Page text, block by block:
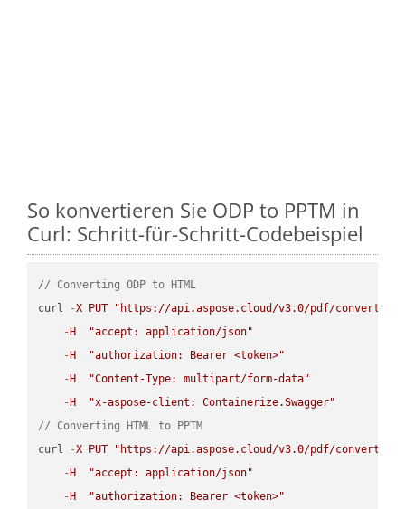
So konvertieren Sie ODP to PPTM in
Curl: Schritt-für-Schritt-Codebeispiel
// Converting ODP to HTML
curl
-X PUT
"https://api.aspose.cloud/v3.0/pdf/convert/
- H
"accept: application/json"
- H
"authorization: Bearer <token>"
- H
"Content-Type: multipart/form-data"
- H
"x-aspose-client: Containerize.Swagger"
// Converting HTML to PPTM
curl
-X PUT
"https://api.aspose.cloud/v3.0/pdf/convert/
- H
"accept: application/json"
- H
"authorization: Bearer <token>"